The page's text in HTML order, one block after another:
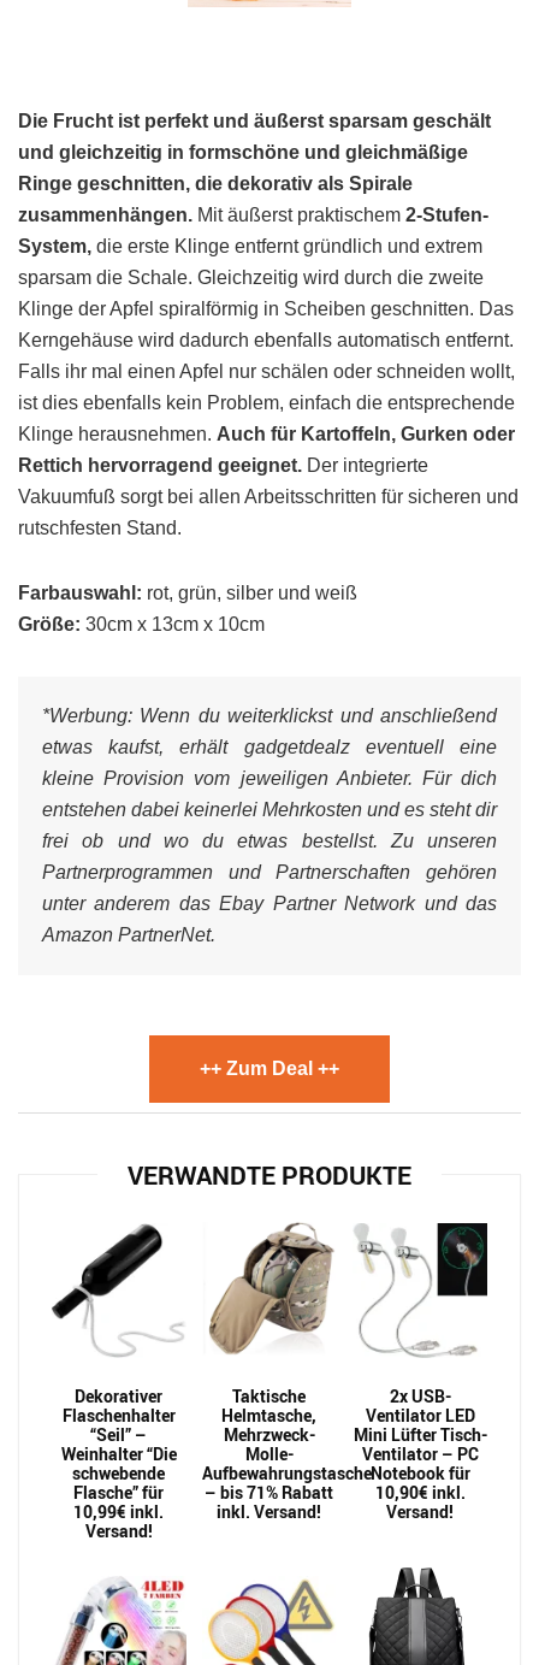
Die Frucht ist perfekt und äußerst sparsam geschält
und gleichzeitig in formschöne und gleichmäßige
Ringe geschnitten, die dekorativ als Spirale
zusammenhängen. Mit äußerst praktischem 2-Stufen-
System, die erste Klinge entfernt gründlich und extrem
sparsam die Schale. Gleichzeitig wird durch die zweite
Klinge der Apfel spiralförmig in Scheiben geschnitten. Das
Kerngehäuse wird dadurch ebenfalls automatisch entfernt.
Falls ihr mal einen Apfel nur schälen oder schneiden wollt,
ist dies ebenfalls kein Problem, einfach die entsprechende
Klinge herausnehmen. Auch für Kartoffeln, Gurken oder
Rettich hervorragend geeignet. Der integrierte
Vakuumfuß sorgt bei allen Arbeitsschritten für sicheren und
rutschfesten Stand.
Farbauswahl: rot, grün, silber und weiß
Größe: 30cm x 13cm x 10cm
*Werbung: Wenn du weiterklickst und anschließend
etwas kaufst, erhält gadgetdealz eventuell eine
kleine Provision vom jeweiligen Anbieter. Für dich
entstehen dabei keinerlei Mehrkosten und es steht dir
frei ob und wo du etwas bestellst. Zu unseren
Partnerprogrammen und Partnerschaften gehören
unter anderem das Ebay Partner Network und das
Amazon PartnerNet.
++ Zum Deal ++
VERWANDTE PRODUKTE
Dekorativer
Flaschenhalter
“Seil” –
Weinhalter “Die
schwebende
Flasche” für
10,99€ inkl.
Versand!
Taktische
Helmtasche,
Mehrzweck-
Molle-
Aufbewahrungstasche
– bis 71% Rabatt
inkl. Versand!
2x USB-
Ventilator LED
Mini Lüfter Tisch-
Ventilator – PC
Notebook für
10,90€ inkl.
Versand!